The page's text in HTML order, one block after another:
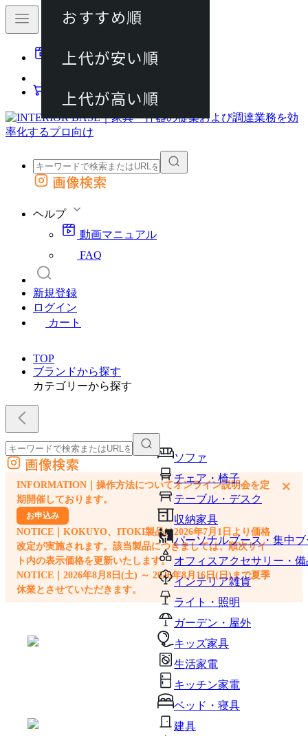
動画マニュアル
カート
外部サイトの商品をカートに追加
画像検索
ヘルプ
動画マニュアル
FAQ
新規登録
ログイン
カート
TOP
ブランドから探す
カテゴリーから探す
ソファ
チェア・椅子
テーブル・デスク
収納家具
パーソナルブース・集中
オフィスアクセサリー・備
インテリア雑貨
ライト・照明
ガーデン・屋外
キッズ家具
生活家電
キッチン家電
ベッド・寝具
建具
外部サイトの商品をカートに追加
他のサイトで見つけた商品ページのURLを貼り付けて、カートに追加できます
画像検索
INFORMATION｜操作方法についてオンライン説明会を定
期開催しております。
お申込み
NOTICE｜KOKUYO、ITOKI製品は2026年7月1日より価格
改定が実施されます。該当製品につきましては、順次サイ
ト内の表示価格を更新いたします。
NOTICE｜2026年8月8日(土) ～ 2026年8月16日(日)まで夏季
休業とさせていただきます。
×
おすすめ順
上代が安い順
上代が高い順